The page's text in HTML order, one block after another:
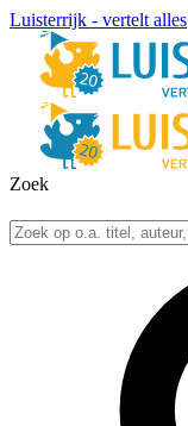
Luisterrijk - vertelt alles
Zoek